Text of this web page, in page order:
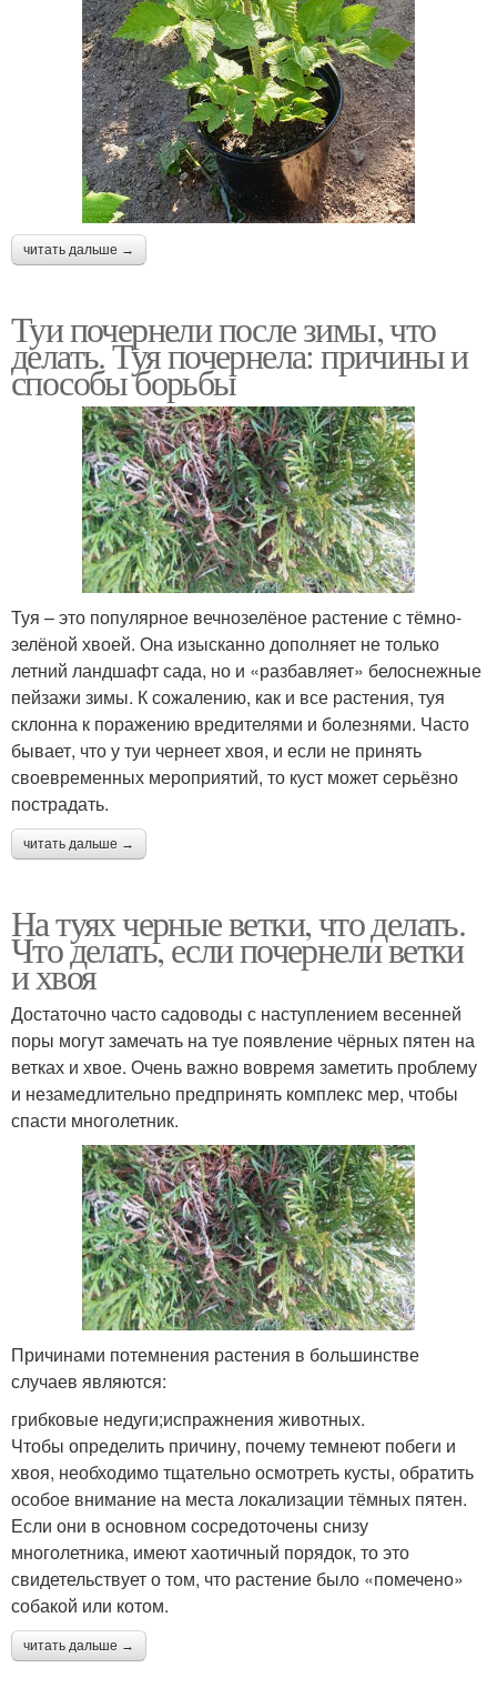
читать дальше →
Туи почернели после зимы, что
делать. Туя почернела: причины и
способы борьбы
Туя – это популярное вечнозелёное растение с тёмно-
зелёной хвоей. Она изысканно дополняет не только
летний ландшафт сада, но и «разбавляет» белоснежные
пейзажи зимы. К сожалению, как и все растения, туя
склонна к поражению вредителями и болезнями. Часто
бывает, что у туи чернеет хвоя, и если не принять
своевременных мероприятий, то куст может серьёзно
пострадать.
читать дальше →
На туях черные ветки, что делать.
Что делать, если почернели ветки
и хвоя
Достаточно часто садоводы с наступлением весенней
поры могут замечать на туе появление чёрных пятен на
ветках и хвое. Очень важно вовремя заметить проблему
и незамедлительно предпринять комплекс мер, чтобы
спасти многолетник.
Причинами потемнения растения в большинстве
случаев являются:
грибковые недуги;испражнения животных.
Чтобы определить причину, почему темнеют побеги и
хвоя, необходимо тщательно осмотреть кусты, обратить
особое внимание на места локализации тёмных пятен.
Если они в основном сосредоточены снизу
многолетника, имеют хаотичный порядок, то это
свидетельствует о том, что растение было «помечено»
собакой или котом.
читать дальше →